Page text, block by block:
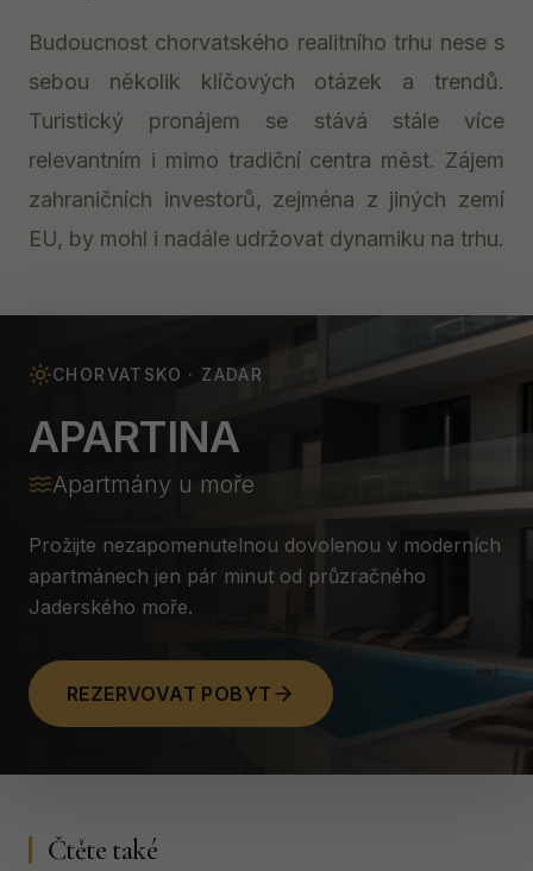
Budoucnost chorvatského realitního trhu nese s
sebou několik klíčových otázek a trendů.
Turistický pronájem se stává stále více
relevantním i mimo tradiční centra měst. Zájem
zahraničních investorů, zejména z jiných zemí
EU, by mohl i nadále udržovat dynamiku na trhu.
CHORVATSKO · ZADAR
APARTINA
Apartmány u moře
Prožijte nezapomenutelnou dovolenou v moderních
apartmánech jen pár minut od průzračného
Jaderského moře.
REZERVOVAT POBYT
Čtěte také